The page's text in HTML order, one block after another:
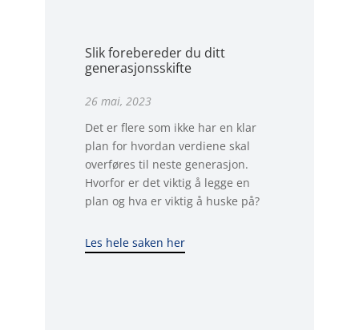
Slik forebereder du ditt
generasjonsskifte
26 mai, 2023
Det er flere som ikke har en klar
plan for hvordan verdiene skal
overføres til neste generasjon.
Hvorfor er det viktig å legge en
plan og hva er viktig å huske på?
Les hele saken her